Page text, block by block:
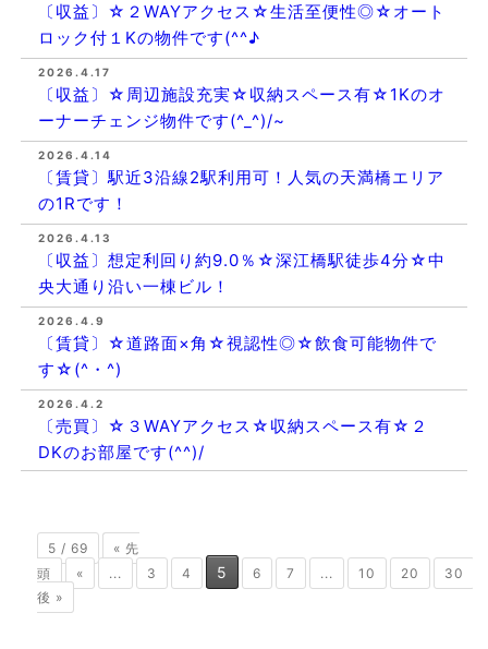
〔収益〕☆２WAYアクセス☆生活至便性◎☆オート
ロック付１Kの物件です(^^♪
2026.4.17
〔収益〕☆周辺施設充実☆収納スペース有☆1Kのオ
ーナーチェンジ物件です(^_^)/~
2026.4.14
〔賃貸〕駅近3沿線2駅利用可！人気の天満橋エリア
の1Rです！
2026.4.13
〔収益〕想定利回り約9.0％☆深江橋駅徒歩4分☆中
央大通り沿い一棟ビル！
2026.4.9
〔賃貸〕☆道路面×角☆視認性◎☆飲食可能物件で
す☆(^・^)
2026.4.2
〔売買〕☆３WAYアクセス☆収納スペース有☆２
DKのお部屋です(^^)/
5 / 69
« 先
頭
« ... 3 4 5 6 7 ... 10 20
30
後 »